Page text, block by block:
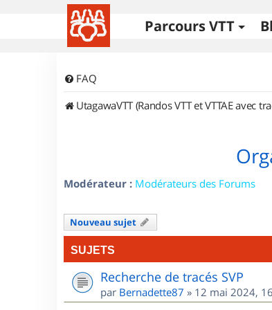
Parcours VTT
FAQ
UtagawaVTT (Randos VTT et VTTAE avec
Modérateur : Modérateurs des Forums
Nouveau sujet
SUJETS
Recherche de tracés SVP
par Bernadette87 » 12 mai 2024,